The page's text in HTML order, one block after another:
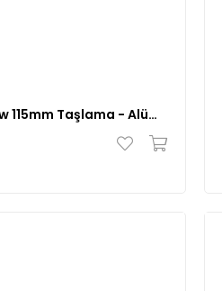
Wido wd02540950 950w 115mm Taşlama - Alüminyum Gövde